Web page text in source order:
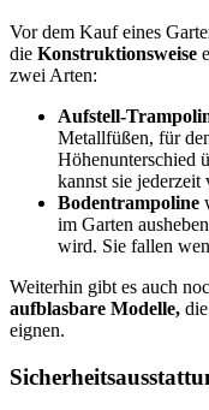
Vor dem Kauf eines
die Konstruktionsweise
zwei Arten:
Aufstell-
Metallfüßen, für
Höhenunterschied
kannst sie jederzeit
Bodentrampoline
im Garten
wird. Sie fallen
Weiterhin gibt es auch
aufblasbare Modelle,
eignen.